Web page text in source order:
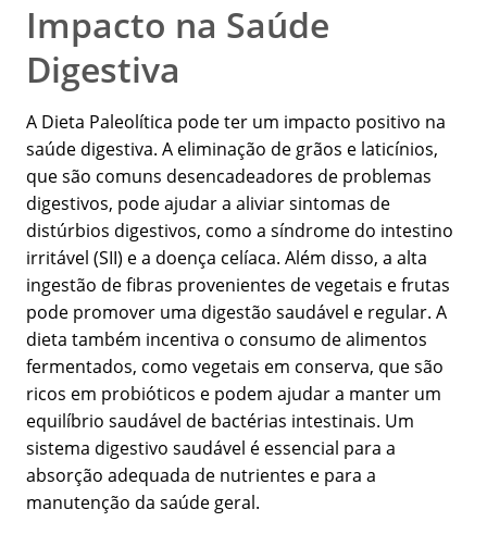
Impacto na Saúde
Digestiva
A Dieta Paleolítica pode ter um impacto positivo na
saúde digestiva. A eliminação de grãos e laticínios,
que são comuns desencadeadores de problemas
digestivos, pode ajudar a aliviar sintomas de
distúrbios digestivos, como a síndrome do intestino
irritável (SII) e a doença celíaca. Além disso, a alta
ingestão de fibras provenientes de vegetais e frutas
pode promover uma digestão saudável e regular. A
dieta também incentiva o consumo de alimentos
fermentados, como vegetais em conserva, que são
ricos em probióticos e podem ajudar a manter um
equilíbrio saudável de bactérias intestinais. Um
sistema digestivo saudável é essencial para a
absorção adequada de nutrientes e para a
manutenção da saúde geral.